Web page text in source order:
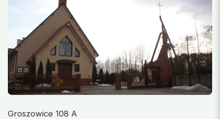
Groszowice 108 A